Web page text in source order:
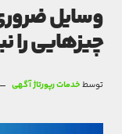
وسایل
چیزهایی را
توسطخدمات رپورتاژ آگهی